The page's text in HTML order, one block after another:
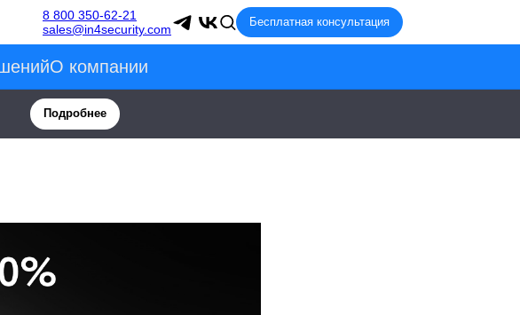
8 800 350-62-21
sales@in4security.com
Бесплатная консультация
О компании
Подробнее